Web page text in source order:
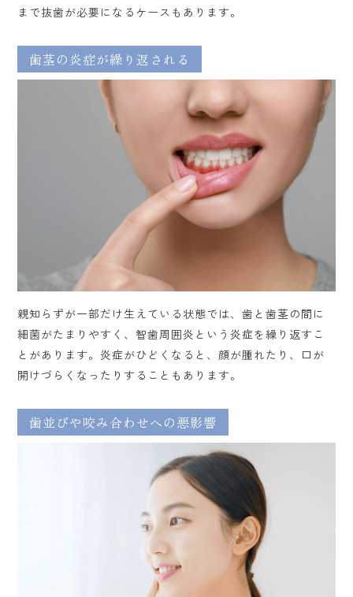
まで抜歯が必要になるケースもあります。
歯茎の炎症が繰り返される
親知らずが一部だけ生えている状態では、歯と歯茎の間に
細菌がたまりやすく、智歯周囲炎という炎症を繰り返すこ
とがあります。炎症がひどくなると、顔が腫れたり、口が
開けづらくなったりすることもあります。
歯並びや咬み合わせへの悪影響